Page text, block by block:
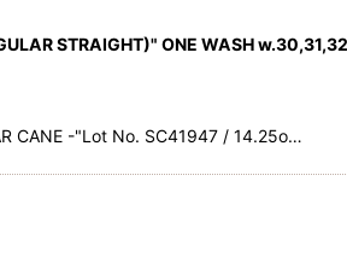
絞り込む
STRAIGHT)" ONE WASH
CANE -"Lot No. SC41947 / 14.25o…